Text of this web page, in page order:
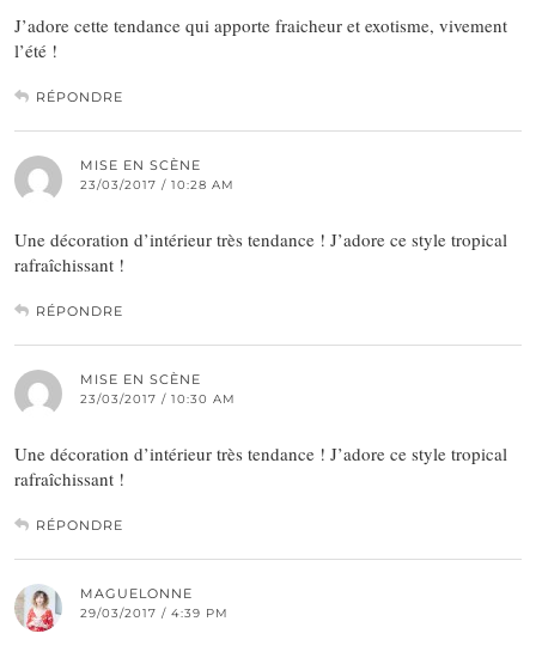
J’adore cette tendance qui apporte fraicheur et exotisme, vivement
l’été !
RÉPONDRE
MISE EN SCÈNE
23/03/2017 / 10:28 AM
Une décoration d’intérieur très tendance ! J’adore ce style tropical
rafraîchissant !
RÉPONDRE
MISE EN SCÈNE
23/03/2017 / 10:30 AM
Une décoration d’intérieur très tendance ! J’adore ce style tropical
rafraîchissant !
RÉPONDRE
MAGUELONNE
29/03/2017 / 4:39 PM